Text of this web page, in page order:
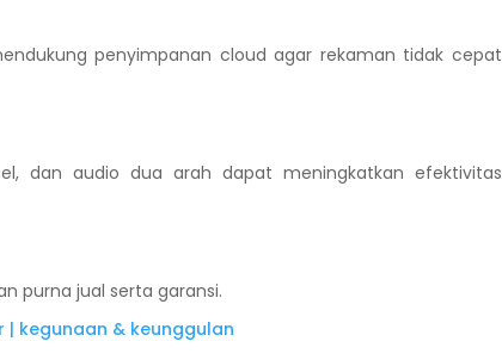
penyimpanan cloud agar rekaman tidak cepat
dan audio dua arah dapat meningkatkan efektivitas
purna jual serta garansi.
| kegunaan & keunggulan